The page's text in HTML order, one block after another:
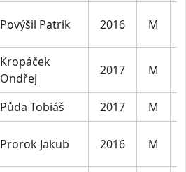
Povýšil Patrik 2016 M
Kropáček
Ondřej
2017 M
Půda Tobiáš 2017 M
Prorok Jakub 2016 M